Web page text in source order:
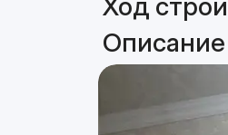
Ход
Описание